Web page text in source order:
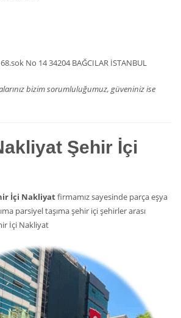
No 14 34204 BAĞCILAR İSTANBUL
bizim sorumluluğumuz, güveniniz ise
Şehir İçi
İçi Nakliyatfirmamız sayesinde parça eşya
parsiyel taşıma şehir içi şehirler arası
İçi Nakliyat